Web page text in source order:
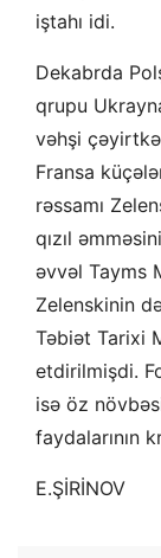
iştahı idi.
Dekabrda
qrupu
vəhşi
Fransa
rəssamı
qızıl
əvvəl Tayms
Zelenskinin
Təbiət Tarixi
etdirilmişdi.
isə öz
faydalarının
E.ŞİRİNOV